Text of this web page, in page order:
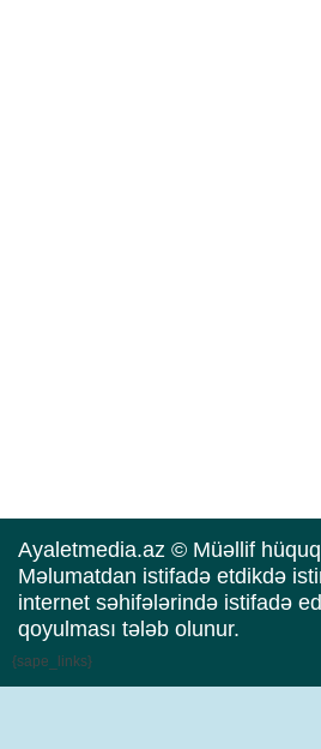
Ayaletmedia.az © Müəllif
Məlumatdan istifadə etdikdə
internet səhifələrində istifadə
qoyulması tələb olunur.
{sape_links}